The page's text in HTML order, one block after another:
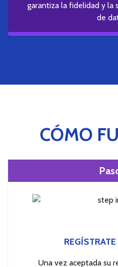
garantiza la fidelidad y la
de
CÓMO
Una vez aceptada su